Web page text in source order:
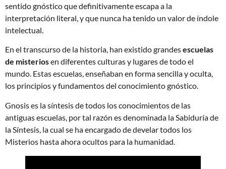
sentido gnóstico que definitivamente escapa a la
interpretación literal, y que nunca ha tenido un valor de índole
intelectual.
En el transcurso de la historia, han existido grandesescuelas
de misteriosen diferentes culturas y lugares de todo el
mundo. Estas escuelas, enseñaban en forma sencilla y oculta,
los principios y fundamentos del conocimiento gnóstico.
Gnosis es la síntesis de todos los conocimientos de las
antiguas escuelas, por tal razón es denominada la Sabiduría de
la Síntesis, la cual se ha encargado de develar todos los
Misterios hasta ahora ocultos para la humanidad.